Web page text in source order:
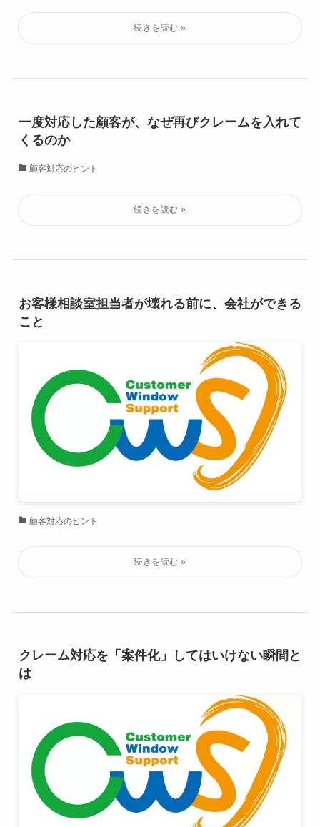
一度対応した顧客が、なぜ再びクレームを入れて
くるのか
顧客対応のヒント
お客様相談室担当者が壊れる前に、会社ができる
こと
顧客対応のヒント
クレーム対応を「案件化」してはいけない瞬間と
は